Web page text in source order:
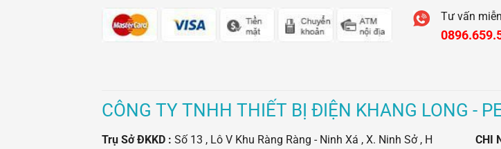
Tư vấn
CÔNG TY TNHH THIẾT BỊ ĐIỆN KHANG LONG -
Trụ Sở ĐKKD : Số 13 , Lô V Khu Ràng Ràng - Ninh Xá , X. Ninh Sở , H
CHI